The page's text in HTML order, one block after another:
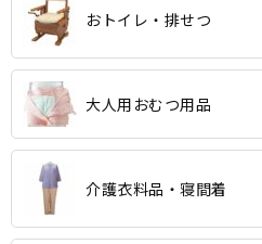
おトイレ・排せつ
大人用おむつ用品
介護衣料品・寝間着